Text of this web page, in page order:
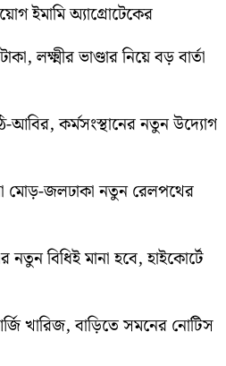
ইমামি অ্যাগ্রোটেকের
লক্ষ্মীর ভাণ্ডার নিয়ে বড় বার্তা
আবির, কর্মসংস্থানের নতুন উদ্যোগ
মোড়-জলঢাকা নতুন রেলপথের
বিধিই মানা হবে, হাইকোর্টে
খারিজ, বাড়িতে সমনের নোটিস